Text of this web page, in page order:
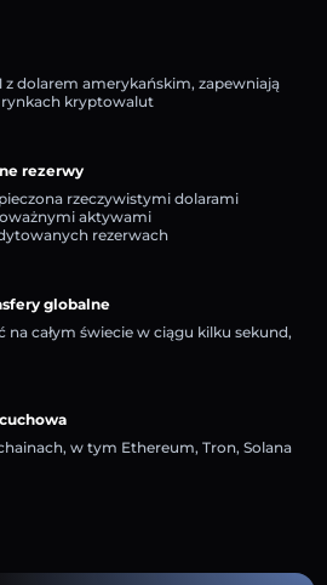
z dolarem amerykańskim, zapewniają
kryptowalut
rezerwy
rzeczywistymi dolarami
aktywami
rezerwach
globalne
na całym świecie w ciągu kilku sekund,
w tym Ethereum, Tron, Solana